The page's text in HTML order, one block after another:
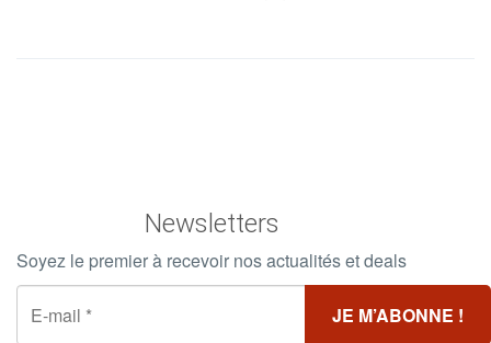
Newsletters
Soyez le premier à recevoir nos actualités et deals